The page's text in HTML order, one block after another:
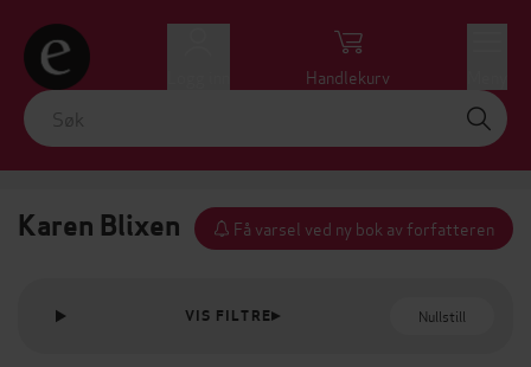
Handlekurv
Karen Blixen Få varsel ved ny bok av forfatteren
VIS FILTRE Nullstill